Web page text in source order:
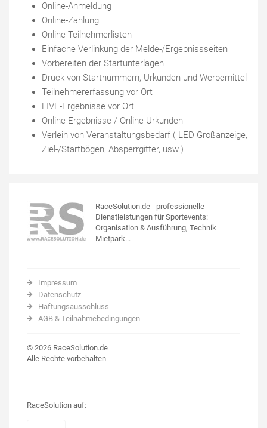
Online-Anmeldung
Online-Zahlung
Online Teilnehmerlisten
Einfache Verlinkung der Melde-/Ergebnissseiten
Vorbereiten der Startunterlagen
Druck von Startnummern, Urkunden und Werbemittel
Teilnehmererfassung vor Ort
LIVE-Ergebnisse vor Ort
Online-Ergebnisse / Online-Urkunden
Verleih von Veranstaltungsbedarf ( LED Großanzeige,
Ziel-/Startbögen, Absperrgitter, usw.)
RaceSolution.de - professionelle
Dienstleistungen für Sportevents:
Organisation & Ausführung, Technik
Mietpark...
Impressum
Datenschutz
Haftungsausschluss
AGB & Teilnahmebedingungen
© 2026 RaceSolution.de
Alle Rechte vorbehalten
RaceSolution auf: